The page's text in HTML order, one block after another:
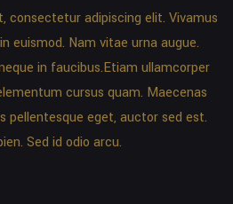
consectetur adipiscing elit. Vivamus
euismod. Nam vitae urna augue.
in faucibus.Etiam ullamcorper
cursus quam. Maecenas
pellentesque eget, auctor sed est.
Sed id odio arcu.